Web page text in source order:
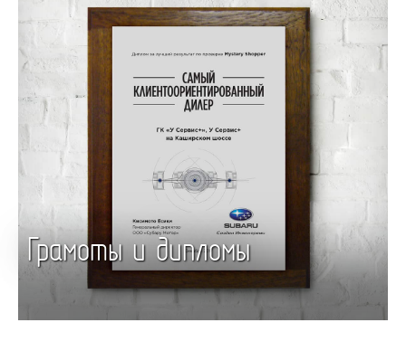
Грамоты и дипломы